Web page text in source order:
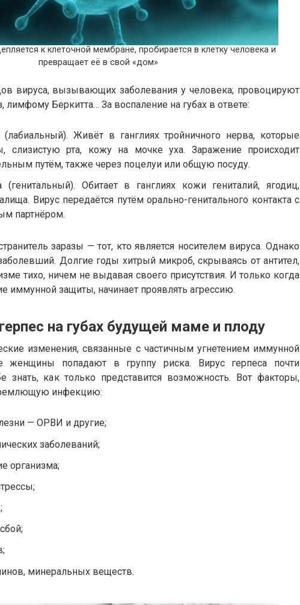
к клеточной мембране, пробирается в клетку человека и
превращает её в свой «дом»
вируса, вызывающих заболевания у человека; провоцируют
лимфому Беркитта… За воспаление на губах в ответе:
Живёт в ганглиях тройничного нерва, которые
слизистую рта, кожу на мочке уха. Заражение происходит
путём, также через поцелуи или общую посуду.
(генитальный). Обитает в ганглиях кожи гениталий, ягодиц,
Вирус передаётся путём орально-генитального контакта с
партнёром.
заразы — тот, кто является носителем вируса. Однако
Долгие годы хитрый микроб, скрываясь от антител,
тихо, ничем не выдавая своего присутствия. И только когда
иммунной защиты, начинает проявлять агрессию.
на губах будущей маме и плоду
изменения, связанные с частичным угнетением иммунной
женщины попадают в группу риска. Вирус герпеса почти
знать, как только представится возможность. Вот факторы,
инфекцию:
— ОРВИ и другие;
заболеваний;
организма;
минеральных веществ.